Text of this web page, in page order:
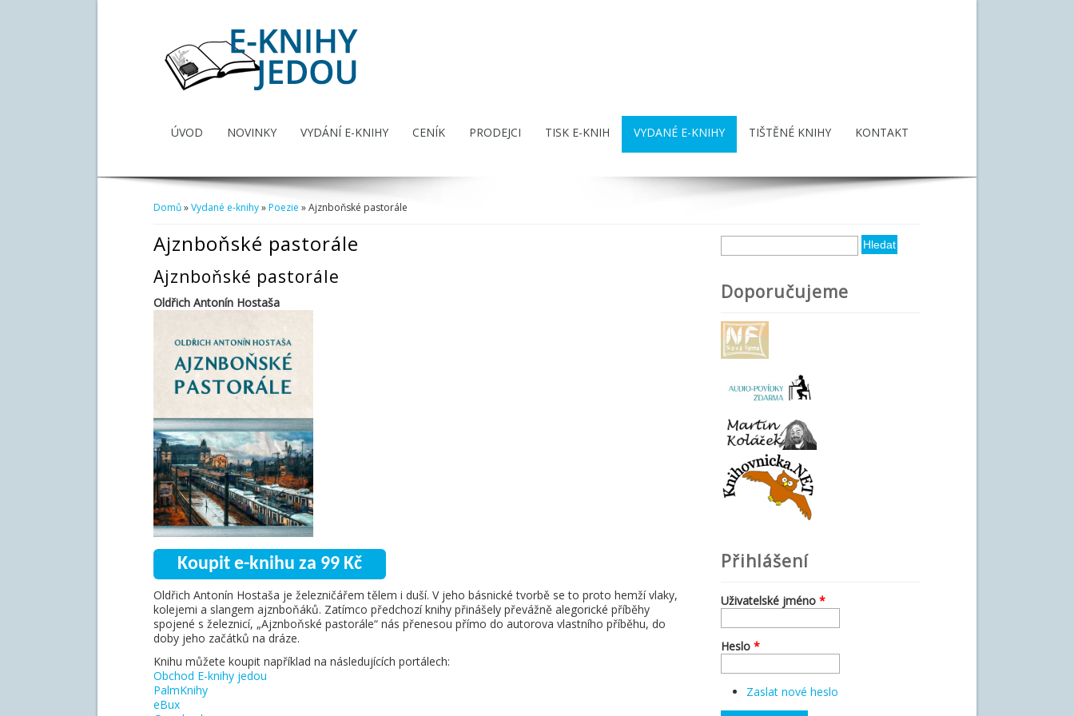
ÚVOD NOVINKY VYDÁNÍ E-KNIHY CENÍK PRODEJCI TISK E-KNIH VYDANÉ E-KNIHY TIŠTĚNÉ KNIHY KONTAKT
Domů»Vydané e-knihy»Poezie » Ajznboňské pastorále
Ajznboňské pastorále
Ajznboňské pastorále
Oldřich Antonín Hostaša
Koupit e-knihu za 99 Kč
Oldřich Antonín Hostaša je železničářem tělem i duší. V jeho básnické tvorbě se to proto hemží vlaky,
kolejemi a slangem ajznboňáků. Zatímco předchozí knihy přinášely převážně alegorické příběhy
spojené s železnicí, „Ajznboňské pastorále“ nás přenesou přímo do autorova vlastního příběhu, do
doby jeho začátků na dráze.
Knihu můžete koupit například na následujících portálech:
Obchod E-knihy jedou
PalmKnihy
eBux
Vyhledávání
Hledat
Doporučujeme
Přihlášení
Uživatelské jméno *
Heslo *
Zaslat nové heslo